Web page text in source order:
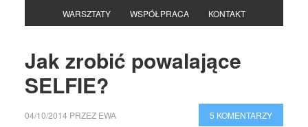
WARSZTATY WSPÓŁPRACA KONTAKT
Jak zrobić powalające
SELFIE?
04/10/2014 PRZEZ EWA 5 KOMENTARZY